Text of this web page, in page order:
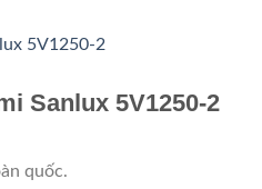
Sanlux 5V1250-2
quốc.